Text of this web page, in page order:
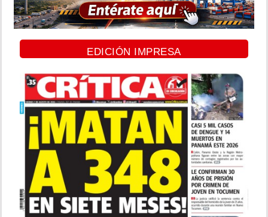
EDICIÓN IMPRESA